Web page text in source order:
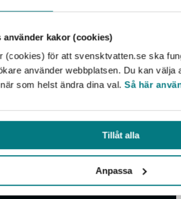
använder kakor (cookies)
(cookies) för att svensktvatten.se ska
använder webbplatsen. Du kan välja
som helst ändra dina val.Så här
Tillåt alla
Anpassa
och drivs av Svenskt Vatten.
enligt Svenskt Vattens